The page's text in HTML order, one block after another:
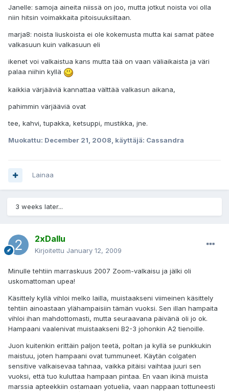
Janelle: samoja aineita niissä on joo, mutta jotkut noista voi olla
niin hitsin voimakkaita pitoisuuksiltaan.
marja8: noista liuskoista ei ole kokemusta mutta kai samat pätee
valkasuun kuin valkasuun eli
ikenet voi valkaistua kans mutta tää on vaan väliaikaista ja väri
palaa niihin kyllä
kaikkia värjääviä kannattaa välttää valkasun aikana,
pahimmin värjääviä ovat
tee, kahvi, tupakka, ketsuppi, mustikka, jne.
Muokattu: December 21, 2008 , käyttäjä: Cassandra
Lainaa
3 weeks later...
2xDallu
Kirjoitettu January 12, 2009
Minulle tehtiin marraskuus 2007 Zoom-valkaisu ja jälki oli
uskomattoman upea!
Käsittely kyllä vihloi melko lailla, muistaakseni viimeinen käsittely
tehtiin ainoastaan ylähampaisiin tämän vuoksi. Sen illan hampaita
vihloi ihan mahdottomasti, mutta seuraavana päivänä oli jo ok.
Hampaani vaalenivat muistaakseni B2-3 johonkin A2 tienoille.
Juon kuitenkin erittäin paljon teetä, poltan ja kyllä se punkkukin
maistuu, joten hampaani ovat tummuneet. Käytän colgaten
sensitive valkaisevaa tahnaa, vaikka pitäisi vaihtaa juuri sen
vuoksi, että tuo kuluttaa hampaan pintaa. En vaan ikinä muista
marssia apteekkiin ostamaan yotuelia, vaan nappaan tottuneesti